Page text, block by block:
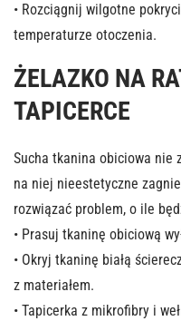
• Rozciągnij wilgotne
temperaturze otoczenia.
ŻELAZKO NA
TAPICERCE
Sucha tkanina obiciowa nie
na niej nieestetyczne
rozwiązać problem, o ile
• Prasuj tkaninę obiciową
• Okryj tkaninę białą
z materiałem.
• Tapicerka z mikrofibry i